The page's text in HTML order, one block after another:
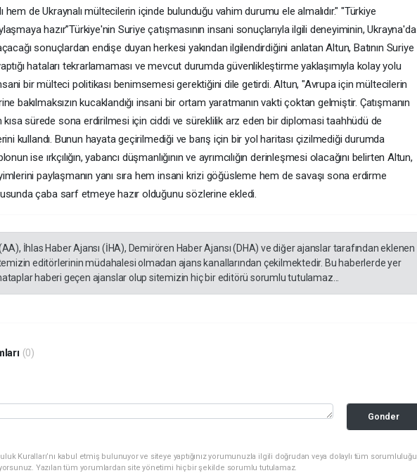
hem de Ukraynalı mültecilerin içinde bulunduğu vahim durumu ele almalıdır." "Türkiye
hazır”Türkiye'nin Suriye çatışmasının insani sonuçlarıyla ilgili deneyiminin, Ukrayna'da
sonuçlardan endişe duyan herkesi yakından ilgilendirdiğini anlatan Altun, Batının Suriye
hataları tekrarlamaması ve mevcut durumda güvenlikleştirme yaklaşımıyla kolay yolu
bir mülteci politikası benimsemesi gerektiğini dile getirdi. Altun, "Avrupa için mültecilerin
bakılmaksızın kucaklandığı insani bir ortam yaratmanın vakti çoktan gelmiştir. Çatışmanın
sürede sona erdirilmesi için ciddi ve süreklilik arz eden bir diplomasi taahhüdü de
kullandı. Bunun hayata geçirilmediği ve barış için bir yol haritası çizilmediği durumda
ise ırkçılığın, yabancı düşmanlığının ve ayrımcılığın derinleşmesi olacağını belirten Altun,
paylaşmanın yanı sıra hem insani krizi göğüsleme hem de savaşı sona erdirme
çaba sarf etmeye hazır olduğunu sözlerine ekledi.
İhlas Haber Ajansı (İHA), Demirören Haber Ajansı (DHA) ve diğer ajanslar tarafından eklenen
editörlerinin müdahalesi olmadan ajans kanallarından çekilmektedir. Bu haberlerde yer
haberi geçen ajanslar olup sitemizin hiç bir editörü sorumlu tutulamaz...
(0)
Gonder
Kuralları’nı kabul etmiş bulunuyor ve siteye yaptığınız yorumunuzla ilgili doğrudan veya dolaylı tüm sorumluluğu
Yazılan tüm yorumlardan site yönetimi hiçbir şekilde sorumlu tutulamaz.